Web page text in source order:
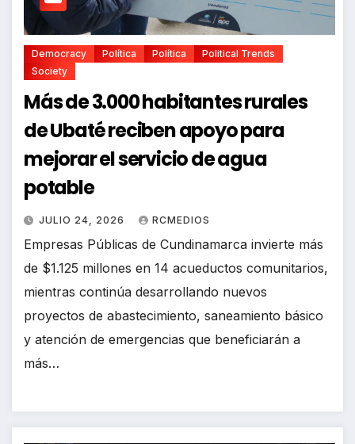
Democracy Política Política
Political Trends
Society
Más de 3.000 habitantes rurales
de Ubaté reciben apoyo para
mejorar el servicio de agua
potable
JULIO 24, 2026 RCMEDIOS
Empresas Públicas de Cundinamarca invierte más
de $1.125 millones en 14 acueductos comunitarios,
mientras continúa desarrollando nuevos
proyectos de abastecimiento, saneamiento básico
y atención de emergencias que beneficiarán a
más…